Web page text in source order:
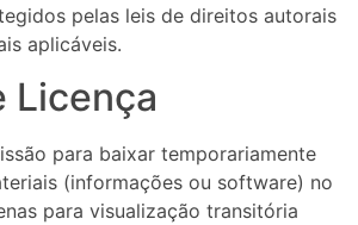
pelas leis de direitos autorais
aplicáveis.
Licença
para baixar temporariamente
(informações ou software) no
para visualização transitória